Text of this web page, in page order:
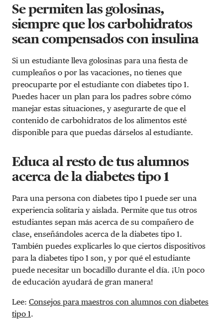
Se permiten las golosinas,
siempre que los carbohidratos
sean compensados con insulina
Si un estudiante lleva golosinas para una fiesta de
cumpleaños o por las vacaciones, no tienes que
preocuparte por el estudiante con diabetes tipo 1.
Puedes hacer un plan para los padres sobre cómo
manejar estas situaciones, y asegurarte de que el
contenido de carbohidratos de los alimentos esté
disponible para que puedas dárselos al estudiante.
Educa al resto de tus alumnos
acerca de la diabetes tipo 1
Para una persona con diabetes tipo 1 puede ser una
experiencia solitaria y aislada. Permite que tus otros
estudiantes sepan más acerca de su compañero de
clase, enseñándoles acerca de la diabetes tipo 1.
También puedes explicarles lo que ciertos dispositivos
para la diabetes tipo 1 son, y por qué el estudiante
puede necesitar un bocadillo durante el día. ¡Un poco
de educación ayudará de gran manera!
Lee: Consejos para maestros con alumnos con diabetes
tipo 1.